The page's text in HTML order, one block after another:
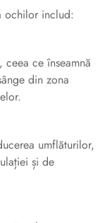
ochilor includ:
ce înseamnă
din zona
umflăturilor,
și de